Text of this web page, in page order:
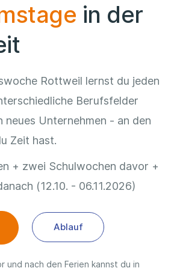
in der
Rottweil lernst du jeden
Berufsfelder
neues Unternehmen - an den
Zeit hast.
+ zwei Schulwochen davor +
(12.10. - 06.11.2026)
Ablauf
und nach den Ferien kannst du in